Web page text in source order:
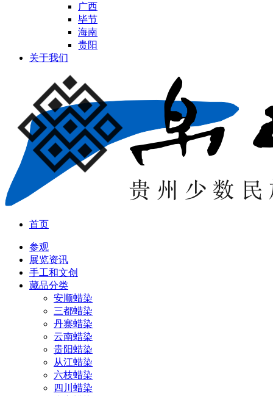
广西
毕节
海南
贵阳
关于我们
首页
参观
展览资讯
手工和文创
藏品分类
安顺蜡染
三都蜡染
丹寨蜡染
云南蜡染
贵阳蜡染
从江蜡染
六枝蜡染
四川蜡染